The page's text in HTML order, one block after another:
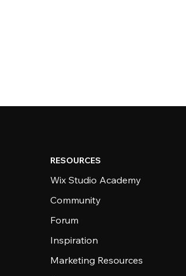
RESOURCES
Wix Studio Academy
Community
Forum
Inspiration
Marketing Resources